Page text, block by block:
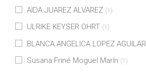
AIDA JUAREZ ALVAREZ (1)
ULRIKE KEYSER OHRT (1)
BLANCA ANGELICA LOPEZ AGUILAR
Susana Friné Moguel Marín (1)